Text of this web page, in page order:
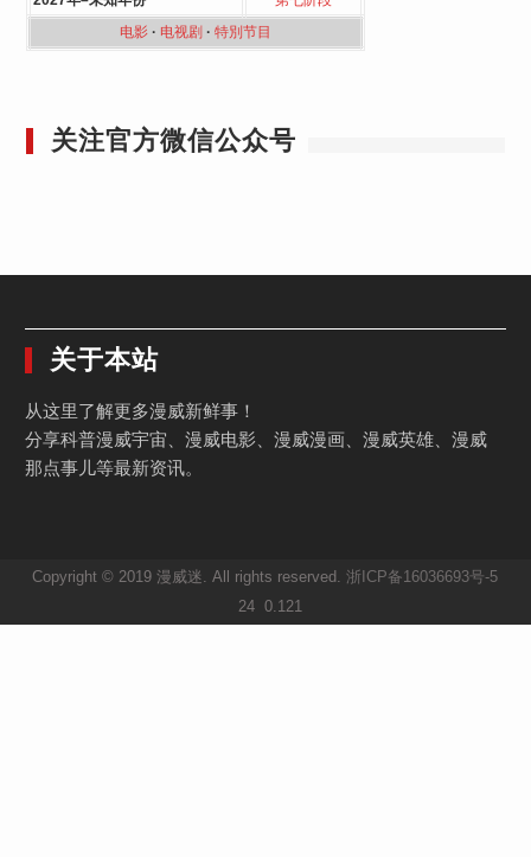
电影· 电视剧 · 特別节目
关注官方微信公众号
关于本站
从这里了解更多漫威新鲜事！
分享科普漫威宇宙、漫威电影、漫威漫画、漫威英雄、漫威
那点事儿等最新资讯。
Copyright © 2019 漫威迷. All rights reserved.浙ICP备16036693号-5
24 0.121